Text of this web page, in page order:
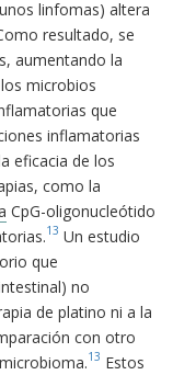
linfomas) altera
resultado, se
aumentando la
microbios
que
inflamatorias
eficacia de los
como la
CpG-oligonucleótido
13 Un estudio
que
no
de platino ni a la
con otro
13 Estos